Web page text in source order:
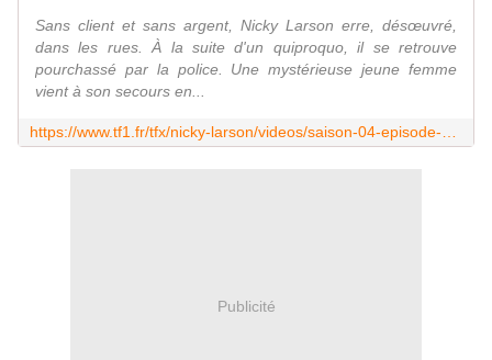
Sans client et sans argent, Nicky Larson erre, désœuvré,
dans les rues. À la suite d'un quiproquo, il se retrouve
pourchassé par la police. Une mystérieuse jeune femme
vient à son secours en...
Publicité